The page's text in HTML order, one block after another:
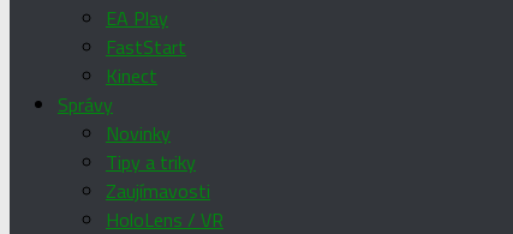
EA Play
FastStart
Kinect
Správy
Novinky
Tipy a triky
Zaujímavosti
HoloLens / VR